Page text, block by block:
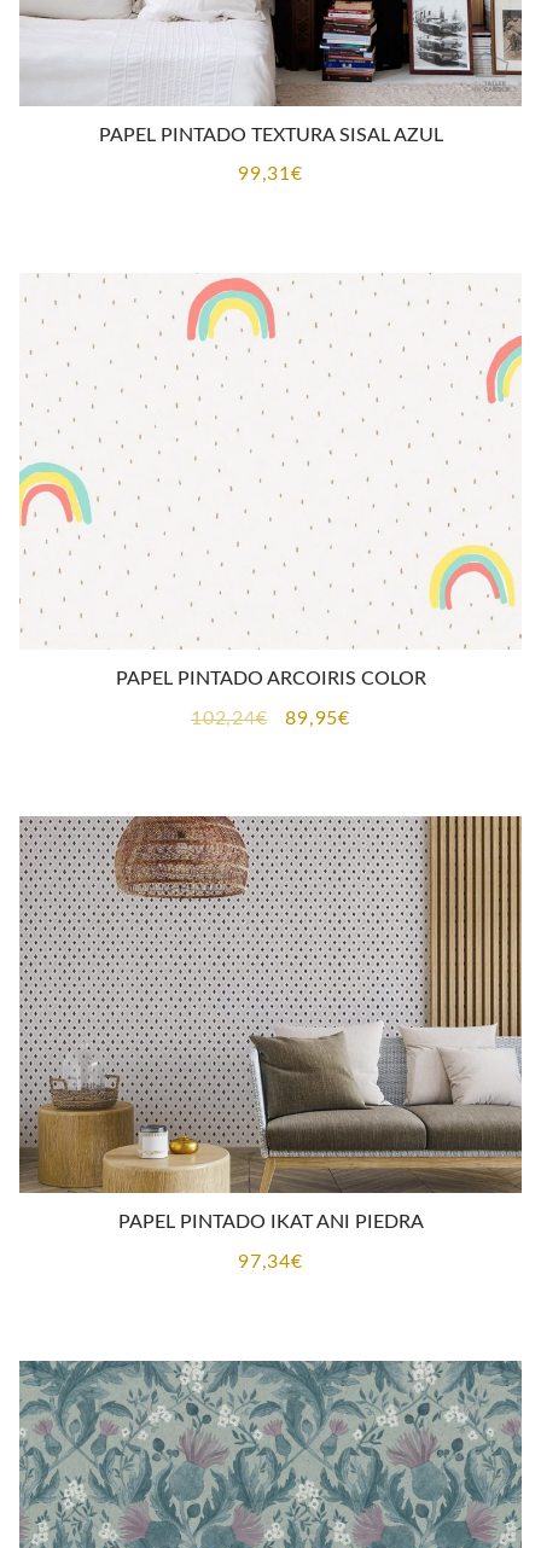
PAPEL PINTADO TEXTURA SISAL AZUL
99,31€
PAPEL PINTADO ARCOIRIS COLOR
102,24€
El
era:
102,24€.
89,95€
es:
89,95€.
PAPEL PINTADO IKAT ANI PIEDRA
97,34€